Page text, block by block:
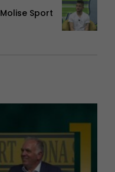
Molise Sport